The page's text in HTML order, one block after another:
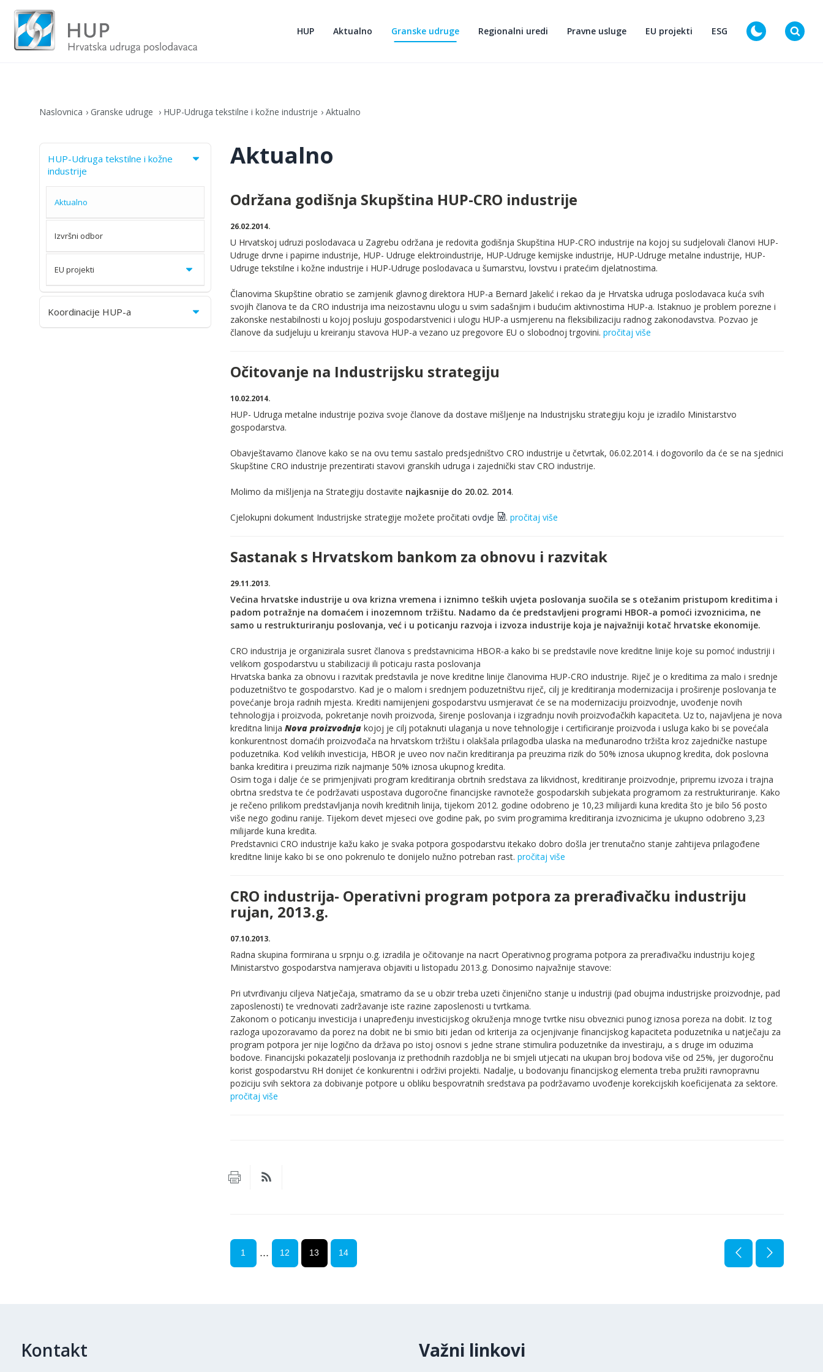
HUP Aktualno Granske udruge Regionalni uredi Pravne usluge EU projekti ESG D
Naslovnica Granske udruge HUP-Udruga tekstilne i kožne industrije Aktualno
HUP-Udruga tekstilne i kožne
industrije
Aktualno
Izvršni odbor
EU projekti
Koordinacije HUP-a
Aktualno
Održana godišnja Skupština HUP-CRO industrije
26.02.2014.
U Hrvatskoj udruzi poslodavaca u Zagrebu održana je redovita godišnja Skupština HUP-CRO industrije na kojoj su sudjelovali članovi HUP-
Udruge drvne i papirne industrije, HUP- Udruge elektroindustrije, HUP-Udruge kemijske industrije, HUP-Udruge metalne industrije, HUP-
Udruge tekstilne i kožne industrije i HUP-Udruge poslodavaca u šumarstvu, lovstvu i pratećim djelatnostima.
Članovima Skupštine obratio se zamjenik glavnog direktora HUP-a Bernard Jakelić i rekao da je Hrvatska udruga poslodavaca kuća svih
svojih članova te da CRO industrija ima neizostavnu ulogu u svim sadašnjim i budućim aktivnostima HUP-a. Istaknuo je problem porezne i
zakonske nestabilnosti u kojoj posluju gospodarstvenici i ulogu HUP-a usmjerenu na fleksibilizaciju radnog zakonodavstva. Pozvao je
članove da sudjeluju u kreiranju stavova HUP-a vezano uz pregovore EU o slobodnoj trgovini. pročitaj više
Očitovanje na Industrijsku strategiju
10.02.2014.
HUP- Udruga metalne industrije poziva svoje članove da dostave mišljenje na Industrijsku strategiju koju je izradilo Ministarstvo
gospodarstva.
Obavještavamo članove kako se na ovu temu sastalo predsjedništvo CRO industrije u četvrtak, 06.02.2014. i dogovorilo da će se na sjednici
Skupštine CRO industrije prezentirati stavovi granskih udruga i zajednički stav CRO industrije.
Molimo da mišljenja na Strategiju dostavite najkasnije do 20.02. 2014.
Cjelokupni dokument Industrijske strategije možete pročitati ovdje . pročitaj više
Sastanak s Hrvatskom bankom za obnovu i razvitak
29.11.2013.
Većina hrvatske industrije u ova krizna vremena i iznimno teških uvjeta poslovanja suočila se s otežanim pristupom kreditima i
padom potražnje na domaćem i inozemnom tržištu. Nadamo da će predstavljeni programi HBOR-a pomoći izvoznicima, ne
samo u restrukturiranju poslovanja, već i u poticanju razvoja i izvoza industrije koja je najvažniji kotač hrvatske ekonomije.
CRO industrija je organizirala susret članova s predstavnicima HBOR-a kako bi se predstavile nove kreditne linije koje su pomoć industriji i
velikom gospodarstvu u stabilizaciji ili poticaju rasta poslovanja
Hrvatska banka za obnovu i razvitak predstavila je nove kreditne linije članovima HUP-CRO industrije. Riječ je o kreditima za malo i srednje
poduzetništvo te gospodarstvo. Kad je o malom i srednjem poduzetništvu riječ, cilj je kreditiranja modernizacija i proširenje poslovanja te
povećanje broja radnih mjesta. Krediti namijenjeni gospodarstvu usmjeravat će se na modernizaciju proizvodnje, uvođenje novih
tehnologija i proizvoda, pokretanje novih proizvoda, širenje poslovanja i izgradnju novih proizvođačkih kapaciteta. Uz to, najavljena je nova
kreditna linija Nova proizvodnjakojoj je cilj potaknuti ulaganja u nove tehnologije i certificiranje proizvoda i usluga kako bi se povećala
konkurentnost domaćih proizvođača na hrvatskom tržištu i olakšala prilagodba ulaska na međunarodno tržišta kroz zajedničke nastupe
poduzetnika. Kod velikih investicija, HBOR je uveo nov način kreditiranja pa preuzima rizik do 50% iznosa ukupnog kredita, dok poslovna
banka kreditira i preuzima rizik najmanje 50% iznosa ukupnog kredita.
Osim toga i dalje će se primjenjivati program kreditiranja obrtnih sredstava za likvidnost, kreditiranje proizvodnje, pripremu izvoza i trajna
obrtna sredstva te će podržavati uspostava dugoročne financijske ravnoteže gospodarskih subjekata programom za restrukturiranje. Kako
je rečeno prilikom predstavljanja novih kreditnih linija, tijekom 2012. godine odobreno je 10,23 milijardi kuna kredita što je bilo 56 posto
više nego godinu ranije. Tijekom devet mjeseci ove godine pak, po svim programima kreditiranja izvoznicima je ukupno odobreno 3,23
milijarde kuna kredita.
Predstavnici CRO industrije kažu kako je svaka potpora gospodarstvu itekako dobro došla jer trenutačno stanje zahtijeva prilagođene
kreditne linije kako bi se ono pokrenulo te donijelo nužno potreban rast. pročitaj više
CRO industrija- Operativni program potpora za prerađivačku industriju
rujan, 2013.g.
07.10.2013.
Radna skupina formirana u srpnju o.g. izradila je očitovanje na nacrt Operativnog programa potpora za prerađivačku industriju kojeg
Ministarstvo gospodarstva namjerava objaviti u listopadu 2013.g. Donosimo najvažnije stavove:
Pri utvrđivanju ciljeva Natječaja, smatramo da se u obzir treba uzeti činjenično stanje u industriji (pad obujma industrijske proizvodnje, pad
zaposlenosti) te vrednovati zadržavanje iste razine zaposlenosti u tvrtkama.
Zakonom o poticanju investicija i unapređenju investicijskog okruženja mnoge tvrtke nisu obveznici punog iznosa poreza na dobit. Iz tog
razloga upozoravamo da porez na dobit ne bi smio biti jedan od kriterija za ocjenjivanje financijskog kapaciteta poduzetnika u natječaju za
program potpora jer nije logično da država po istoj osnovi s jedne strane stimulira poduzetnike da investiraju, a s druge im oduzima
bodove. Financijski pokazatelji poslovanja iz prethodnih razdoblja ne bi smjeli utjecati na ukupan broj bodova više od 25%, jer dugoročnu
korist gospodarstvu RH donijet će konkurentni i održivi projekti. Nadalje, u bodovanju financijskog elementa treba pružiti ravnopravnu
poziciju svih sektora za dobivanje potpore u obliku bespovratnih sredstava pa podržavamo uvođenje korekcijskih koeficijenata za sektore.
pročitaj više
1 ... 12 13 14
Kontakt Važni linkovi